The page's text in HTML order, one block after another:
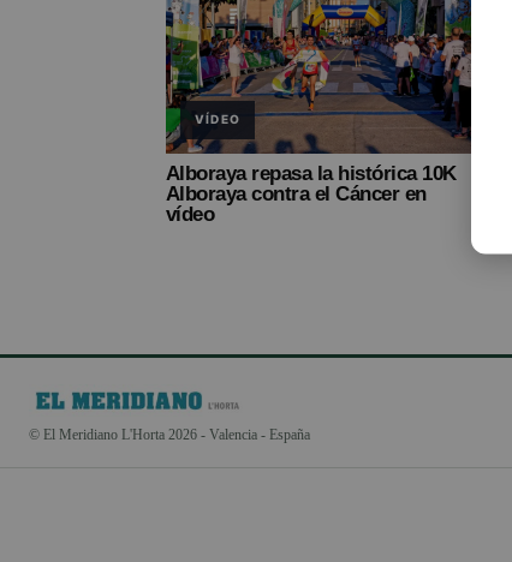
VÍDEO
Alboraya repasa la histórica 10K
Alboraya contra el Cáncer en
vídeo
© El Meridiano L'Horta 2026 - Valencia - España